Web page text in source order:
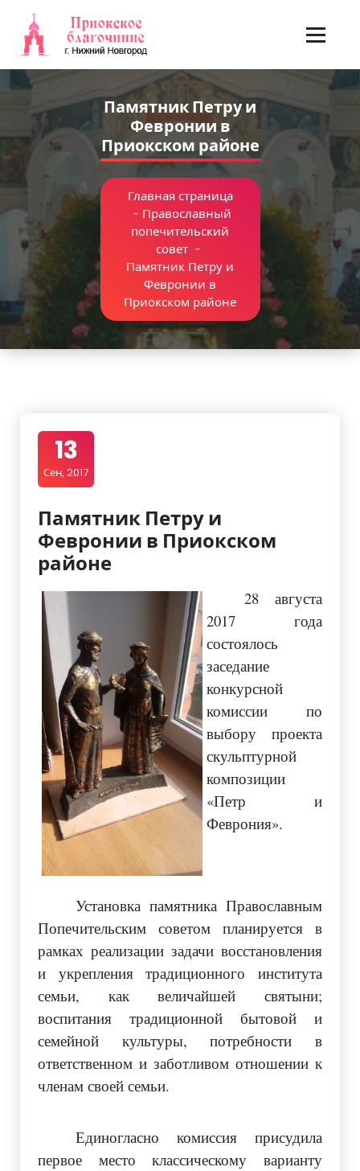
содержимому
Памятник Петру и
Февронии в
Приокском районе
Главная страница
- Православный
попечительский
совет -
Памятник Петру и
Февронии в
Приокском районе
13
Сен, 2017
Памятник Петру и
Февронии в Приокском
районе
28 августа
2017 года
состоялось
заседание
конкурсной
комиссии по
выбору проекта
скульптурной
композиции
«Петр и
Феврония».
Установка памятника Православным
Попечительским советом планируется в
рамках реализации задачи восстановления
и укрепления традиционного института
семьи, как величайшей святыни;
воспитания традиционной бытовой и
семейной культуры, потребности в
ответственном и заботливом отношении к
членам своей семьи.
Единогласно комиссия присудила
первое место классическому варианту